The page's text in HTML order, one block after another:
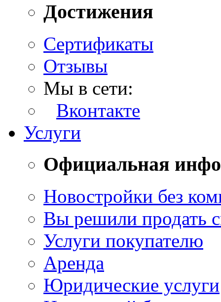
Достижения
Сертификаты
Отзывы
Мы в сети:
Вконтакте
Услуги
Официальная
Новостройки без
Вы решили продать
Услуги покупателю
Аренда
Юридические услуги